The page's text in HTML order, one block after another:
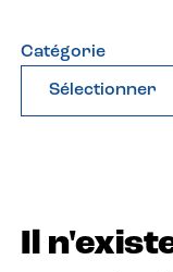
Catégorie
Sélectionner
Il